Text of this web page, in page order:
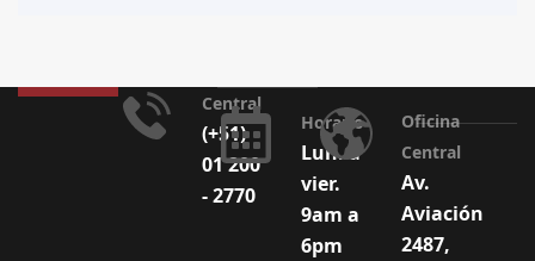
Central
(+51)
01 200
- 2770
Horario
Lun. a
vier.
9am a
6pm
Oficina
Central
Av.
Aviación
2487,